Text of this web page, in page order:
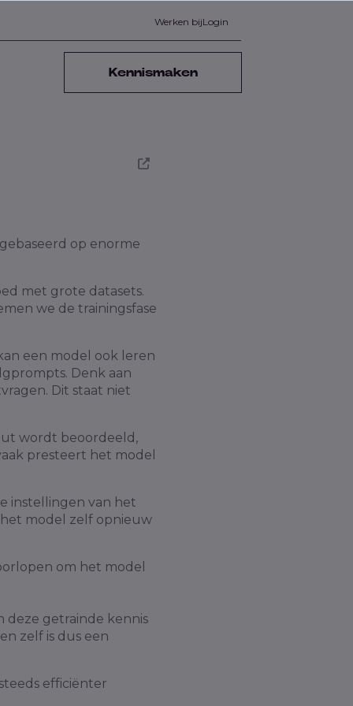
Werken bijLogin
Kennismaken
op enorme
met grote datasets.
we de trainingsfase
een model ook leren
Denk aan
Dit staat niet
wordt beoordeeld,
presteert het model
instellingen van het
model zelf opnieuw
om het model
deze getrainde kennis
zelf is dus een
efficiënter